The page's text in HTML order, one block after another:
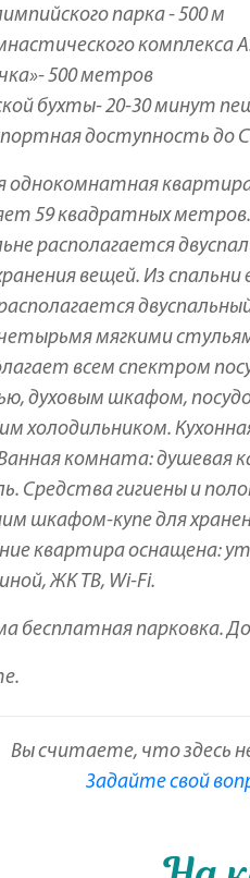
парка - 500 м
комплекса
500 метров
бухты- 20-30 минут
доступность до
однокомнатная
59 квадратных
располагается
вещей. Из
мягкими
всем спектром
духовым шкафом,
холодильником.
комната: душевая
Средства гигиены и
шкафом-купе для
квартира оснащена:
ЖК ТВ, Wi-Fi.
бесплатная парковка.
Вы считаете, что здесь
Задайте свой